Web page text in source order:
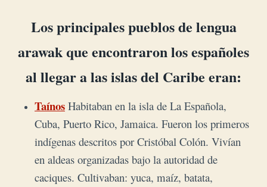
Los principales pueblos de lengua
arawak que encontraron los españoles
al llegar a las islas del Caribe eran:
Taínos Habitaban en la isla de La Española,
Cuba, Puerto Rico, Jamaica. Fueron los primeros
indígenas descritos por Cristóbal Colón. Vivían
en aldeas organizadas bajo la autoridad de
caciques. Cultivaban: yuca, maíz, batata,